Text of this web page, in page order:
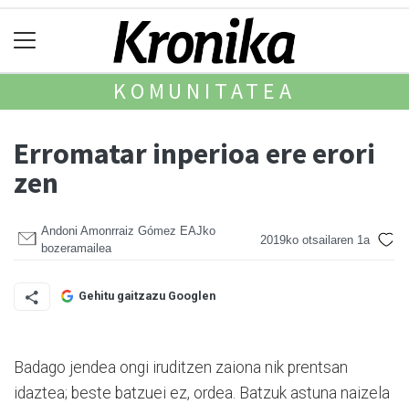
KOMUNITATEA
Erromatar inperioa ere erori
zen
Andoni Amonrraiz Gómez EAJko
bozeramailea
2019ko otsailaren 1a
Gehitu gaitzazu Googlen
Badago jendea ongi iruditzen zaiona nik prentsan
idaztea; beste batzuei ez, ordea. Batzuk astuna naizela